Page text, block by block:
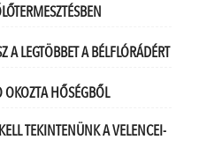
A LEGTÖBBET A BÉLFLÓRÁDÉRT
HŐSÉGBŐL
TEKINTENÜNK A VELENCEI-